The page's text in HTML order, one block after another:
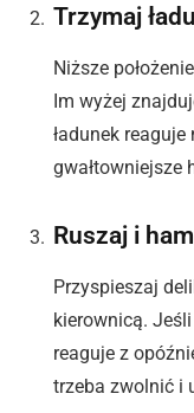
Trzymaj
Niższe
Im wyżej
ładunek
gwałtowniejsze
Ruszaj i
Przyspieszaj
kierownicą.
reaguje z
trzeba zwolnić i